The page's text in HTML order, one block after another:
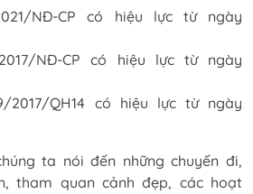
NĐ-CP có hiệu lực từ ngày
NĐ-CP có hiệu lực từ ngày
2017/QH14 có hiệu lực từ ngày
ta nói đến những chuyến đi,
tham quan cảnh đẹp, các hoạt